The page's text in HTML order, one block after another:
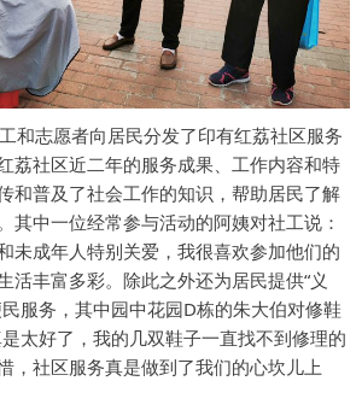
和志愿者向居民分发了印有红荔社区服务
荔社区近二年的服务成果、工作内容和特
和普及了社会工作的知识，帮助居民了解
其中一位经常参与活动的阿姨对社工说：
未成年人特别关爱，我很喜欢参加他们的
活丰富多彩。除此之外还为居民提供“义
服务，其中园中花园D栋的朱大伯对修鞋
太好了，我的几双鞋子一直找不到修理的
，社区服务真是做到了我们的心坎儿上